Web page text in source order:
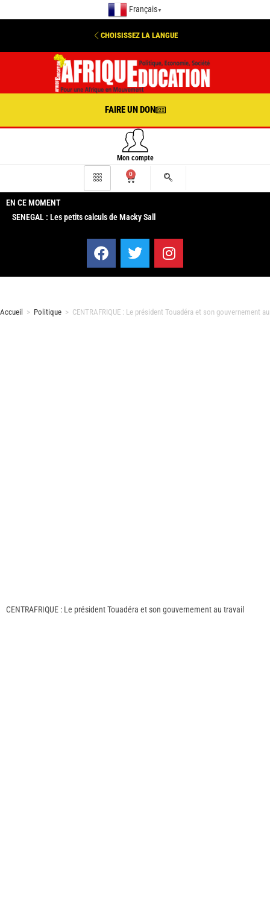
Français ▼
CHOISISSEZ LA LANGUE
FAIRE UN DON
Mon compte
0
EN CE MOMENT
SENEGAL : Les petits calculs de Macky Sall
Accueil > Politique > CENTRAFRIQUE : Le président Touadéra et son gouvernement
CENTRAFRIQUE : Le président Touadéra et son gouvernement au travail